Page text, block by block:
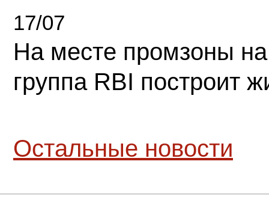
17/07
На месте промзоны
группа RBI построит
Остальные новости